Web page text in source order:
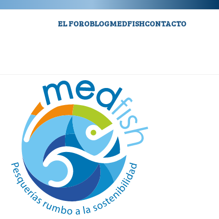
EL FOROBLOGMEDFISHCONTACTO